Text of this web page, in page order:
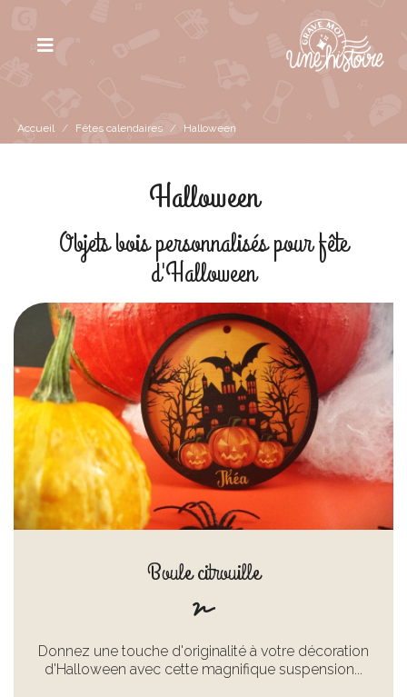
Accueil / Fêtes calendaires / Halloween
Halloween
Objets bois personnalisés pour fête
d'Halloween
Boule citrouille
Donnez une touche d'originalité à votre décoration
d'Halloween avec cette magnifique suspension...